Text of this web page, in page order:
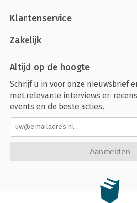
Klantenservice
Zakelijk
Altijd op de hoogte
Schrijf u in voor onze nieuwsbrief
met relevante interviews en
events en de beste acties.
Aanmelden